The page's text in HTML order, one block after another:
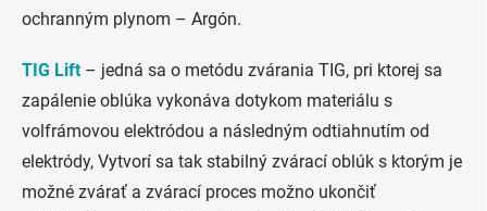
ochranným plynom – Argón.
TIG Lift– jedná sa o metódu zvárania TIG, pri ktorej sa
zapálenie oblúka vykonáva dotykom materiálu s
volfrámovou elektródou a následným odtiahnutím od
elektródy, Vytvorí sa tak stabilný zvárací oblúk s ktorým je
možné zvárať a zvárací proces možno ukončiť